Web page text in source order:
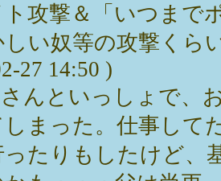
ト攻撃＆「いつまで
しい奴等の攻撃くら
27 14:50 )
んといっしょで、
まった。仕事して
たりもしたけど、